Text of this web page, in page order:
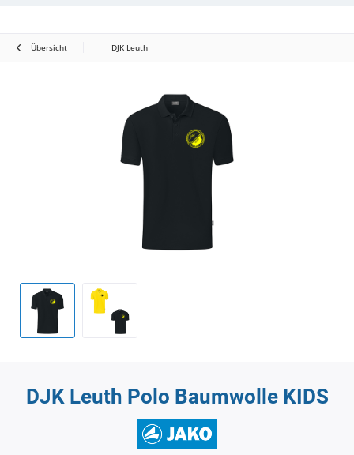
Übersicht DJK Leuth
DJK Leuth Polo Baumwolle KIDS